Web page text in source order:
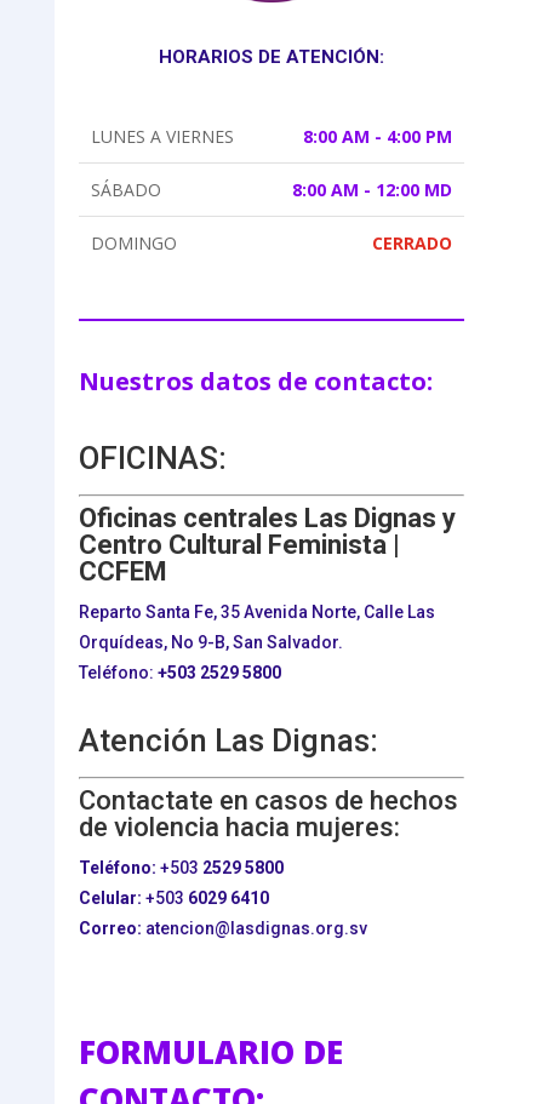
HORARIOS DE ATENCIÓN:
LUNES A VIERNES 8:00 AM - 4:00 PM
SÁBADO 8:00 AM - 12:00 MD
DOMINGO CERRADO
Nuestros datos de contacto:
OFICINAS:
Oficinas centrales Las Dignas y
Centro Cultural Feminista |
CCFEM
Reparto Santa Fe, 35 Avenida Norte, Calle Las
Orquídeas, No 9-B, San Salvador.
Teléfono: +503 2529 5800
Atención Las Dignas:
Contactate en casos de hechos
de violencia hacia mujeres:
Teléfono: +503 2529 5800
Celular: +503 6029 6410
Correo: atencion@lasdignas.org.sv
FORMULARIO DE